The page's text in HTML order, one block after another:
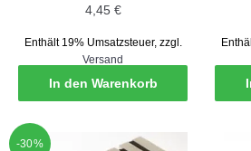
4,45 €
Enthält 19% Umsatzsteuer, zzgl.
Versand
In den Warenkorb
-30%